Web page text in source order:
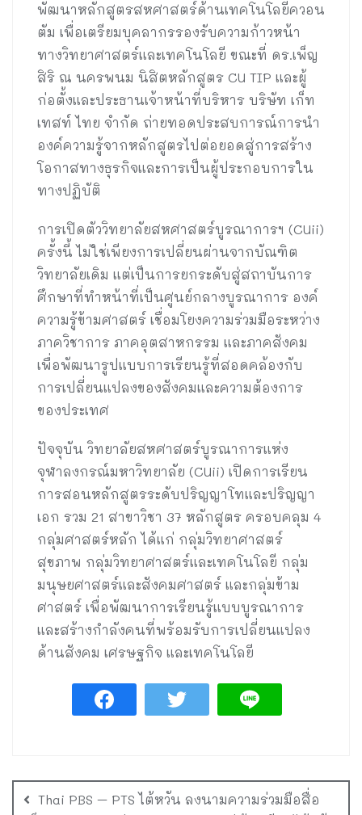
พัฒนาหลักสูตรสหศาสตร์ด้านเทคโนโลยีควอน
ตัม เพื่อเตรียมบุคลากรรองรับความก้าวหน้า
ทางวิทยาศาสตร์และเทคโนโลยี ขณะที่ ดร.เพ็ญ
สิริ ณ นครพนม นิสิตหลักสูตร CU TIP และผู้
ก่อตั้งและประธานเจ้าหน้าที่บริหาร บริษัท เก็ท
เทสท์ ไทย จำกัด ถ่ายทอดประสบการณ์การนำ
องค์ความรู้จากหลักสูตรไปต่อยอดสู่การสร้าง
โอกาสทางธุรกิจและการเป็นผู้ประกอบการใน
ทางปฏิบัติ
การเปิดตัววิทยาลัยสหศาสตร์บูรณาการฯ (CUii)
ครั้งนี้ ไม่ใช่เพียงการเปลี่ยนผ่านจากบัณฑิต
วิทยาลัยเดิม แต่เป็นการยกระดับสู่สถาบันการ
ศึกษาที่ทำหน้าที่เป็นศูนย์กลางบูรณาการ องค์
ความรู้ข้ามศาสตร์ เชื่อมโยงความร่วมมือระหว่าง
ภาควิชาการ ภาคอุตสาหกรรม และภาคสังคม
เพื่อพัฒนารูปแบบการเรียนรู้ที่สอดคล้องกับ
การเปลี่ยนแปลงของสังคมและความต้องการ
ของประเทศ
ปัจจุบัน วิทยาลัยสหศาสตร์บูรณาการแห่ง
จุฬาลงกรณ์มหาวิทยาลัย (CUii) เปิดการเรียน
การสอนหลักสูตรระดับปริญญาโทและปริญญา
เอก รวม 21 สาขาวิชา 37 หลักสูตร ครอบคลุม 4
กลุ่มศาสตร์หลัก ได้แก่ กลุ่มวิทยาศาสตร์
สุขภาพ กลุ่มวิทยาศาสตร์และเทคโนโลยี กลุ่ม
มนุษยศาสตร์และสังคมศาสตร์ และกลุ่มข้าม
ศาสตร์ เพื่อพัฒนาการเรียนรู้แบบบูรณาการ
และสร้างกำลังคนที่พร้อมรับการเปลี่ยนแปลง
ด้านสังคม เศรษฐกิจ และเทคโนโลยี
Thai PBS – PTS ไต้หวัน ลงนามความร่วมมือสื่อ